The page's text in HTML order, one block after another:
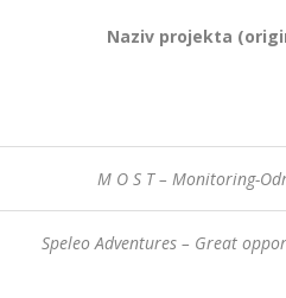
Naziv projekta
M O S T – Monitoring-
Speleo Adventures – Great